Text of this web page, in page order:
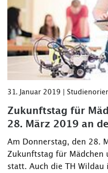
31. Januar 2019 |
Zukunftstag für
28. März 2019 an
Am Donnerstag, den 28.
Zukunftstag für Mädchen
statt. Auch die TH